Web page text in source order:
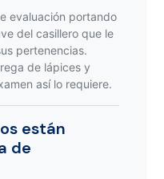
evaluación portando
del casillero que le
pertenencias.
de lápices y
así lo requiere.
están
de